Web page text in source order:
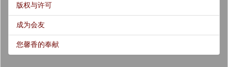
版权与许可
成为会友
您馨香的奉献